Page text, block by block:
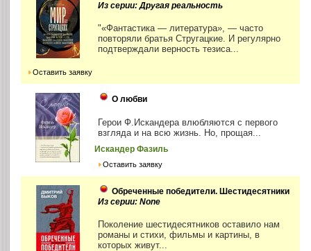
Из серии: Другая реальность
"«Фантастика — литература», — часто
повторяли братья Стругацкие. И регулярно
подтверждали верность тезиса...
Оставить заявку
О любви
Герои Ф.Искандера влюбляются с первого
взгляда и на всю жизнь. Но, прощая...
Искандер Фазиль
Оставить заявку
Обреченные победители. Шестидесятники
Из серии: None
Поколение шестидесятников оставило нам
романы и стихи, фильмы и картины, в
которых живут...